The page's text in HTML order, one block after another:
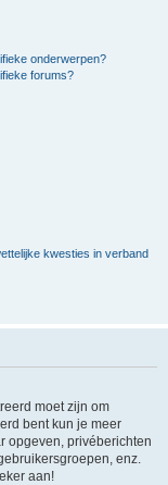
onderwerpen?
forums?
kwesties in verband
moet zijn om
bent kun je meer
opgeven, privéberichten
enz.
aan!